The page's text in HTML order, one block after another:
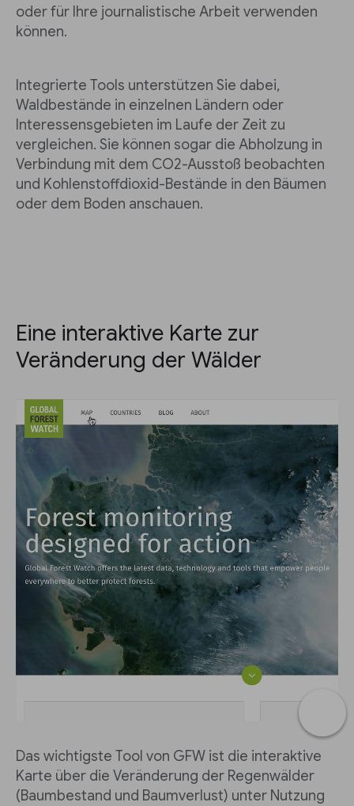
oder für Ihre journalistische Arbeit verwenden
können.
Integrierte Tools unterstützen Sie dabei,
Waldbestände in einzelnen Ländern oder
Interessensgebieten im Laufe der Zeit zu
vergleichen. Sie können sogar die Abholzung in
Verbindung mit dem CO2-Ausstoß beobachten
und Kohlenstoffdioxid-Bestände in den Bäumen
oder dem Boden anschauen.
Eine interaktive Karte zur
Veränderung der Wälder
Das wichtigste Tool von GFW ist die interaktive
Karte über die Veränderung der Regenwälder
(Baumbestand und Baumverlust) unter Nutzung